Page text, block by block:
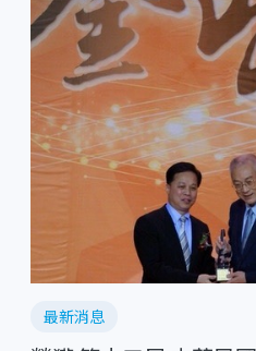
最新消息